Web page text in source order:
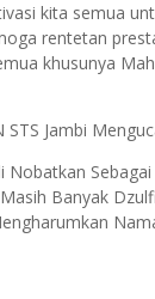
kita semua
rentetan
khusunya
Jambi
Nobatkan Sebagai
Banyak